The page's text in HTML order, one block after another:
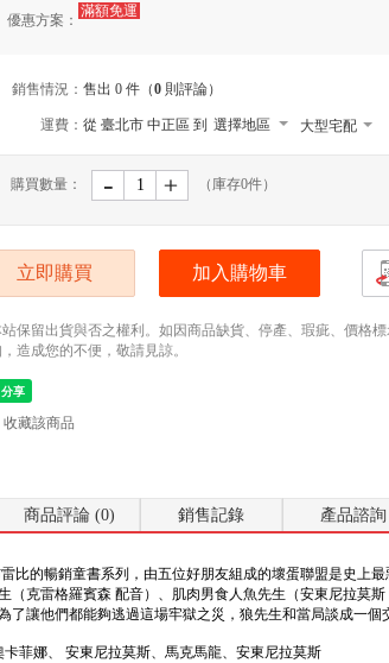
優惠方案：
滿額免運
銷售情況： 售出 0 件（0 則評論）
運費： 從 臺北市 中正區 到 選擇地區 大型宅配
購買數量： - ﹢ （庫存0件）
立即購買 加入購物車
保留出貨與否之權利。如因商品缺貨、停產、瑕疵、價格
造成您的不便，敬請見諒。
收藏該商品
商品評論 (0) 銷售記錄 產品諮詢
比的暢銷童書系列，由五位好朋友組成的壞蛋聯盟是史上
（克雷格羅賓森 配音）、肌肉男食人魚先生（安東尼拉莫
了讓他們都能夠逃過這場牢獄之災，狼先生和當局談成一個
菲娜、 安東尼拉莫斯、馬克馬龍、安東尼拉莫斯